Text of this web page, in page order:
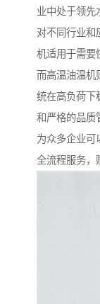
业中处于领先
对不同行业和
机适用于需要
而高温油温机
统在高负荷下
和严格的品质
为众多企业可
全流程服务，